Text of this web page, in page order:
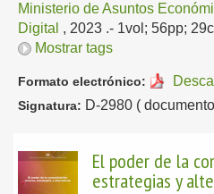
Ministerio de Asuntos
Digital , 2023 .- 1vol; 56pp;
Mostrar tags
Formato electrónico:
Signatura: D-2980 (
El poder de la
estrategias y